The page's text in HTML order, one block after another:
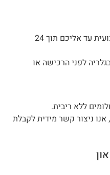
ניתן להזמין משלוח + תלייה מקצועית עד אליכם תוך 24
לפני הרכישה או
ניצור קשר מידית לקבלת